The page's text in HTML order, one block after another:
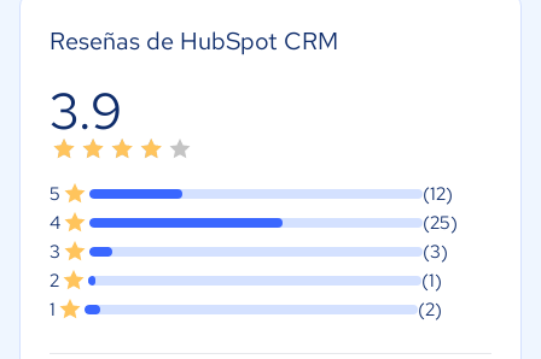
Reseñas de HubSpot CRM
3.9
5
(12)
4
(25)
3
(3)
2
(1)
1
(2)